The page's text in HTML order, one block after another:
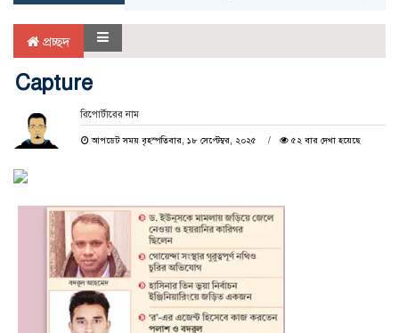
প্রচ্ছদ
Capture
রিপোর্টারের নাম
আপডেট সময় বৃহস্পতিবার, ১৮ সেপ্টেম্বর, ২০২৫ ৫২ বার দেখা হয়েছে